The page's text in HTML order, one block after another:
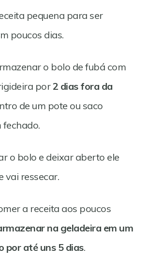
pequena para ser
poucos dias.
o bolo de fubá com
por2 dias fora da
de um pote ou saco
o bolo e deixar aberto ele
vai ressecar.
a receita aos poucos
na geladeira em um
por até uns 5 dias.